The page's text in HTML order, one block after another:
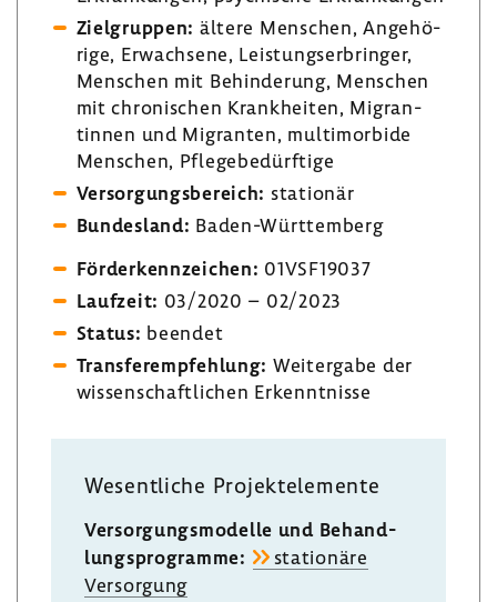
Ziel­gruppen: ältere Menschen, Ange­hö­
rige, Erwach­sene, Leis­tungs­er­bringer,
Menschen mit Behin­de­rung, Menschen
mit chro­ni­schen Krank­heiten, Migran­
tinnen und Migranten, multi­mor­bide
Menschen, Pfle­ge­be­dürf­tige
Versor­gungs­be­reich: stationär
Bundes­land: Baden-​Württemberg
Förder­kenn­zei­chen: 01VSF19037
Lauf­zeit: 03/2020 – 02/2023
Status: beendet
Trans­fer­emp­feh­lung: Weiter­gabe der
wissen­schaft­li­chen Erkennt­nisse
Wesent­liche Projekt­ele­mente
Versor­gungs­mo­delle und Behand­
lungs­pro­gramme:
statio­näre
Versor­gung